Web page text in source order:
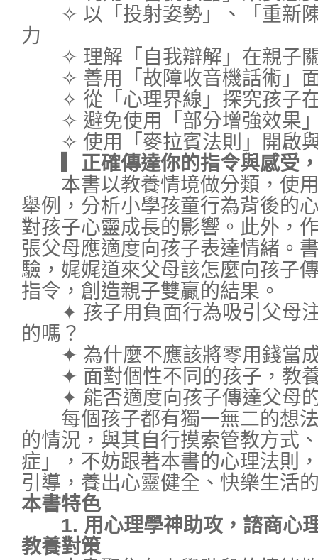
✧ 以「投射姿勢」、「重新陳
力
✧ 理解「自我辯解」在親子關
✧ 善用「故障收音機話術」面
✧ 從「心理界線」探究孩子在
✧ 避免使用「部分增強效果」
✧ 使用「麥拉賓法則」開啟與
▎正確傳達你的指令與感受，
本書以教養情境做分類，使用
舉例，分析小學孩童行為背後的
對孩子心靈成長的影響。此外，
張父母應適度向孩子表達情緒。
驗，娓娓道來父母該怎麼向孩子
指令，創造親子雙贏的結果。
✦ 孩子用負面行為吸引父母注
的嗎？
✦ 為什麼不應該將零用錢當
✦ 面對個性不同的孩子，教養
✦ 能否適度向孩子傳達父母的
每個孩子都有獨一無二的想法
的情況，與其自行摸索管教方式
症」，不妨跟著本書的心理法則
引導，養出心靈健全、快樂生活
本書特色
1. 用心理學神助攻，諮商心
教養對策